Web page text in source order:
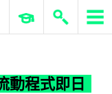
ERP 與商業 AI
動程式即日